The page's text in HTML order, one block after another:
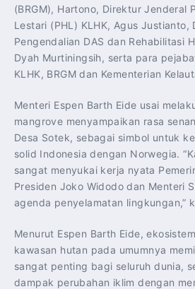
(BRGM), Hartono, Direktur Jenderal
Lestari (PHL) KLHK, Agus Justianto,
Pengendalian DAS dan Rehabilitasi
Dyah Murtiningsih, serta para
KLHK, BRGM dan Kementerian
Menteri Espen Barth Eide usai
mangrove menyampaikan rasa
Desa Sotek, sebagai simbol untuk
solid Indonesia dengan Norwegia.
sangat menyukai kerja nyata
Presiden Joko Widodo dan Menteri
agenda penyelamatan lingkungan,”
Menurut Espen Barth Eide,
kawasan hutan pada umumnya
sangat penting bagi seluruh dunia,
dampak perubahan iklim dengan